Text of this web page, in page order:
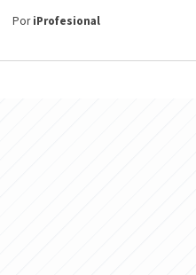
PoriProfesional